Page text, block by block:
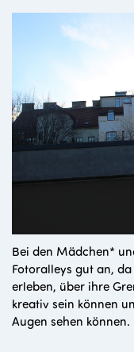
Bei den Mädchen*
Fotoralleys gut an,
erleben, über ihre
kreativ sein können
Augen sehen können.